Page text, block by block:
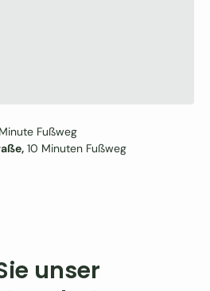
Fußweg
10 Minuten Fußweg
unser